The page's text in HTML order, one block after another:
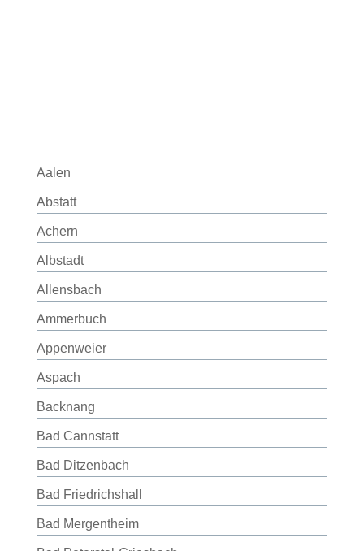
Aalen
Abstatt
Achern
Albstadt
Allensbach
Ammerbuch
Appenweier
Aspach
Backnang
Bad Cannstatt
Bad Ditzenbach
Bad Friedrichshall
Bad Mergentheim